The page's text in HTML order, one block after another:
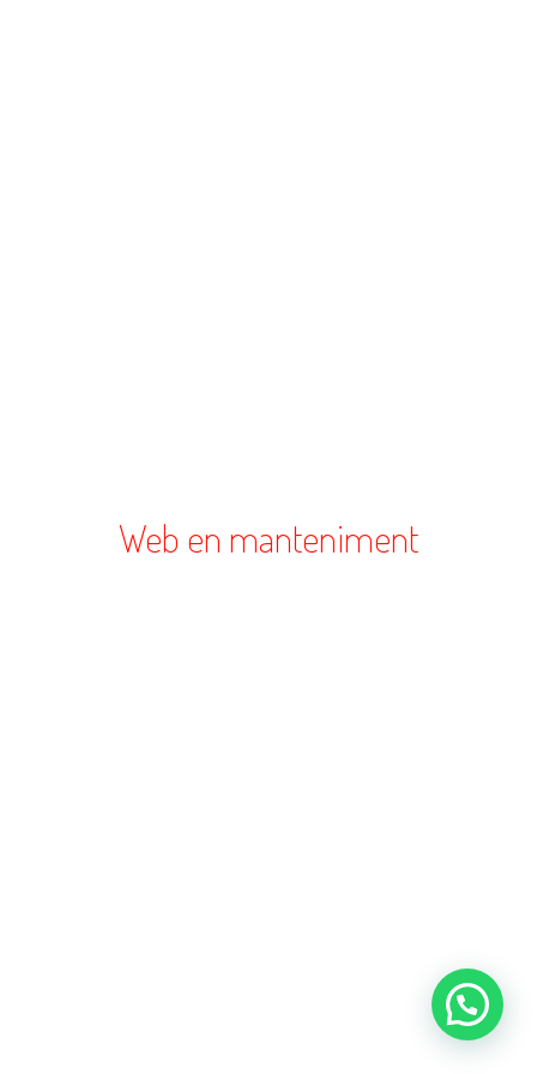
Web en manteniment